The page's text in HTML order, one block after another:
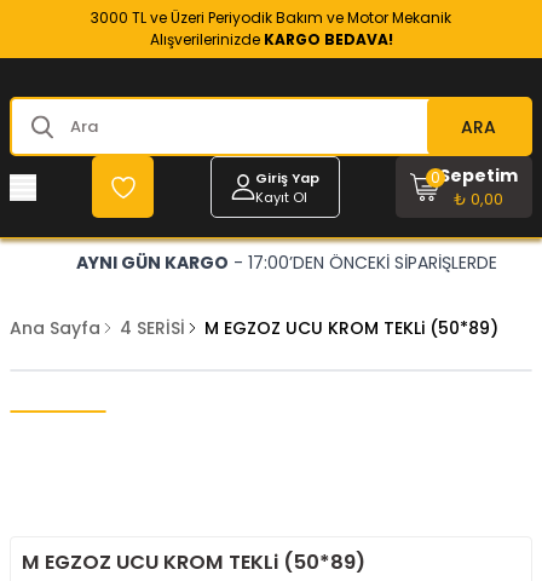
3000 TL ve Üzeri Periyodik Bakım ve Motor Mekanik
Alışverilerinizde KARGO BEDAVA!
ARA
Giriş Yap
Kayıt Ol
Sepetim
₺ 0,00
0
AYNI GÜN KARGO - 17:00’DEN ÖNCEKİ SİPARİŞLERDE
Ana Sayfa 4 SERİSİ M EGZOZ UCU KROM TEKLi (50*89)
M EGZOZ UCU KROM TEKLi (50*89)